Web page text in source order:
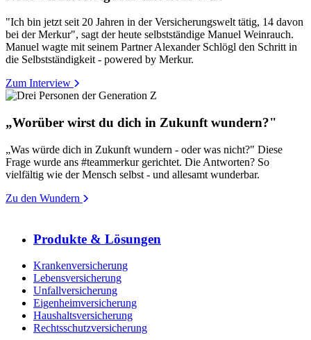
"Ich bin jetzt seit 20 Jahren in der Versicherungswelt tätig, 14 davon
bei der Merkur", sagt der heute selbstständige Manuel Weinrauch.
Manuel wagte mit seinem Partner Alexander Schlögl den Schritt in
die Selbstständigkeit - powered by Merkur.
Zum Interview
„Worüber wirst du dich in Zukunft wundern?"
„Was würde dich in Zukunft wundern - oder was nicht?" Diese
Frage wurde ans #teammerkur gerichtet. Die Antworten? So
vielfältig wie der Mensch selbst - und allesamt wunderbar.
Zu den Wundern
Produkte & Lösungen
Krankenversicherung
Lebensversicherung
Unfallversicherung
Eigenheimversicherung
Haushaltsversicherung
Rechtsschutzversicherung